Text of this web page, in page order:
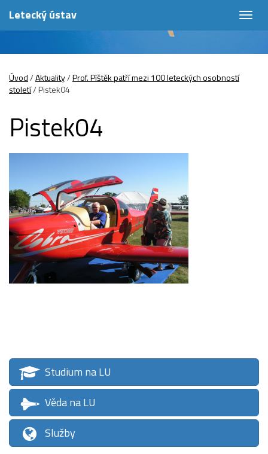
Letecký ústav
Úvod/Aktuality/Prof. Píštěk patří mezi 100 leteckých osobností
století/Pistek04
Pistek04
Studium na LU
Věda na LU
Služby